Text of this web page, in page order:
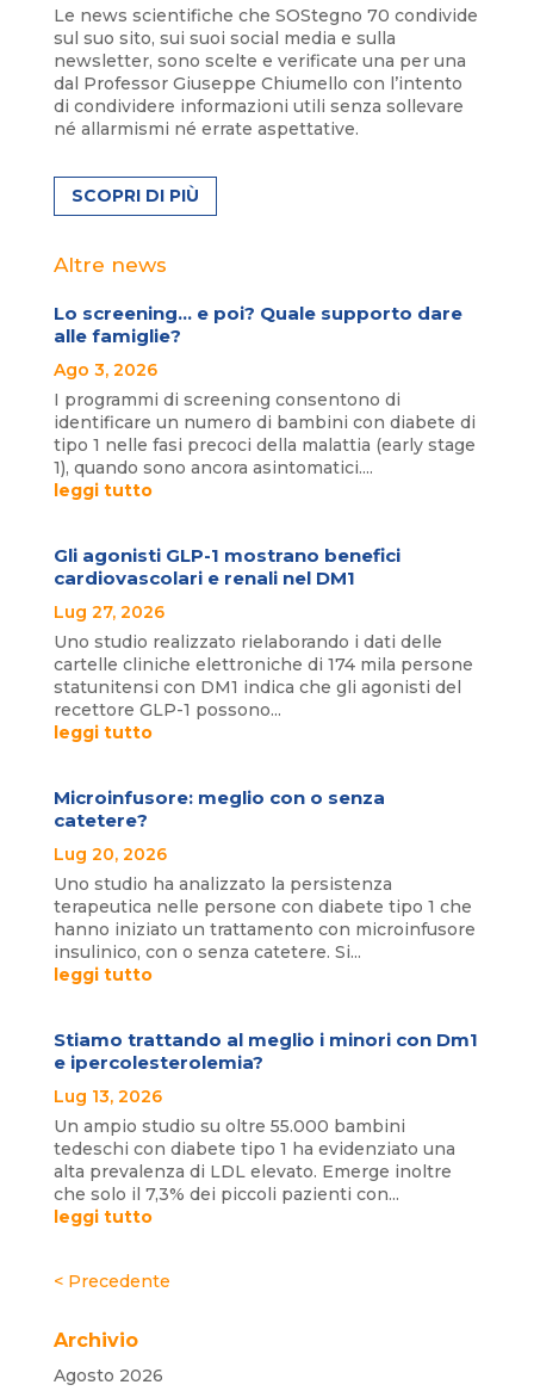
Le news scientifiche che SOStegno 70 condivide
sul suo sito, sui suoi social media e sulla
newsletter, sono scelte e verificate una per una
dal Professor Giuseppe Chiumello con l’intento
di condividere informazioni utili senza sollevare
né allarmismi né errate aspettative.
SCOPRI DI PIÙ
Altre news
Lo screening… e poi? Quale supporto dare
alle famiglie?
Ago 3, 2026
I programmi di screening consentono di
identificare un numero di bambini con diabete di
tipo 1 nelle fasi precoci della malattia (early stage
1), quando sono ancora asintomatici....
leggi tutto
Gli agonisti GLP-1 mostrano benefici
cardiovascolari e renali nel DM1
Lug 27, 2026
Uno studio realizzato rielaborando i dati delle
cartelle cliniche elettroniche di 174 mila persone
statunitensi con DM1 indica che gli agonisti del
recettore GLP-1 possono...
leggi tutto
Microinfusore: meglio con o senza
catetere?
Lug 20, 2026
Uno studio ha analizzato la persistenza
terapeutica nelle persone con diabete tipo 1 che
hanno iniziato un trattamento con microinfusore
insulinico, con o senza catetere. Si...
leggi tutto
Stiamo trattando al meglio i minori con Dm1
e ipercolesterolemia?
Lug 13, 2026
Un ampio studio su oltre 55.000 bambini
tedeschi con diabete tipo 1 ha evidenziato una
alta prevalenza di LDL elevato. Emerge inoltre
che solo il 7,3% dei piccoli pazienti con...
leggi tutto
Archivio
Agosto 2026